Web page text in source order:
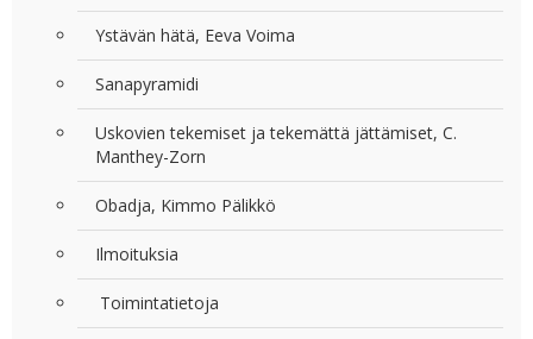
Ystävän hätä, Eeva Voima
Sanapyramidi
Uskovien tekemiset ja tekemättä jättämiset, C.
Manthey-Zorn
Obadja, Kimmo Pälikkö
Ilmoituksia
Toimintatietoja